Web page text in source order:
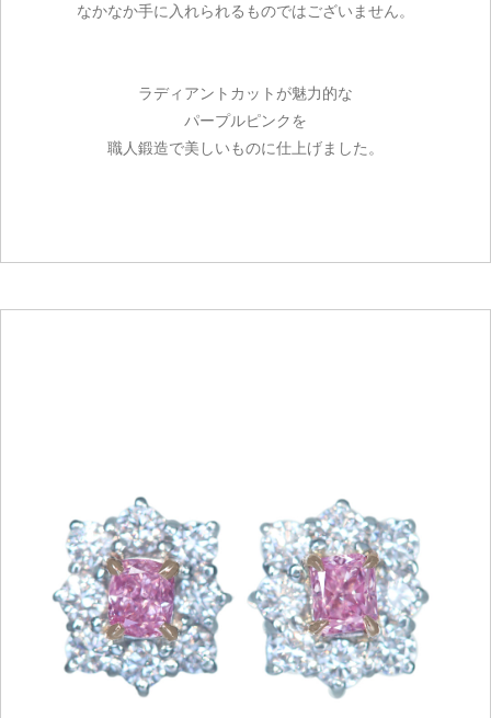
なかなか手に入れられるものではございません。
ラディアントカットが魅力的な
パープルピンクを
職人鍛造で美しいものに仕上げました。